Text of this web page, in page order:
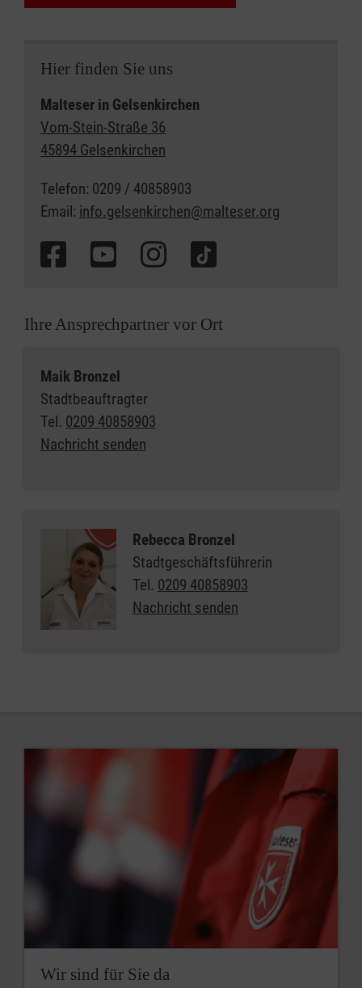
Hier finden Sie uns
Malteser in Gelsenkirchen
Vom-Stein-Straße 36
45894 Gelsenkirchen
Telefon: 0209 / 40858903
Email: info.gelsenkirchen@malteser.org
Ihre Ansprechpartner vor Ort
Maik Bronzel
Stadtbeauftragter
Tel. 0209 40858903
Nachricht senden
Rebecca Bronzel
Stadtgeschäftsführerin
Tel. 0209 40858903
Nachricht senden
Wir sind für Sie da